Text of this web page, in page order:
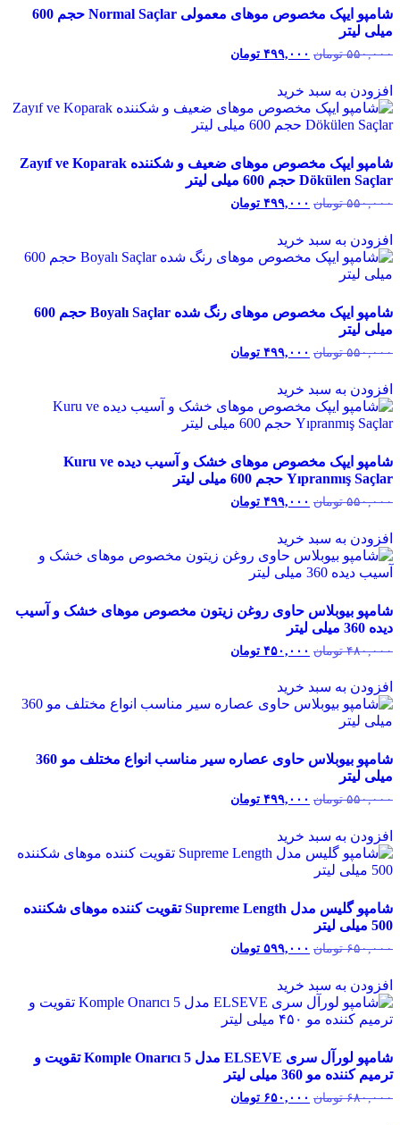
شامپو ایپک مخصوص موهای معمولی Normal Saçlar حجم 600
میلی لیتر
۵۵۰,۰۰۰ تومان قیمت
بود.
۴۹۹,۰۰۰ تومان
افزودن به سبد خرید
شامپو ایپک مخصوص موهای ضعیف و شکننده Zayıf ve Koparak
Dökülen Saçlar حجم 600 میلی لیتر
۵۵۰,۰۰۰ تومان قیمت
بود.
۴۹۹,۰۰۰ تومان
افزودن به سبد خرید
شامپو ایپک مخصوص موهای رنگ شده Boyalı Saçlar حجم 600
میلی لیتر
۵۵۰,۰۰۰ تومان قیمت
بود.
۴۹۹,۰۰۰ تومان
افزودن به سبد خرید
شامپو ایپک مخصوص موهای خشک و آسیب دیده Kuru ve
Yıpranmış Saçlar حجم 600 میلی لیتر
۵۵۰,۰۰۰ تومان قیمت
بود.
۴۹۹,۰۰۰ تومان
افزودن به سبد خرید
شامپو بیوبلاس حاوی روغن زیتون مخصوص موهای خشک و آسیب
دیده 360 میلی لیتر
۴۸۰,۰۰۰ تومان قیمت
بود.
۴۵۰,۰۰۰ تومان
افزودن به سبد خرید
شامپو بیوبلاس حاوی عصاره سیر مناسب انواع مختلف مو 360
میلی لیتر
۵۵۰,۰۰۰ تومان قیمت
بود.
۴۹۹,۰۰۰ تومان
افزودن به سبد خرید
شامپو گلیس مدل Supreme Length تقویت کننده موهای شکننده
500 میلی لیتر
۶۵۰,۰۰۰ تومان قیمت
بود.
۵۹۹,۰۰۰ تومان
افزودن به سبد خرید
شامپو لورآل سری ELSEVE مدل Komple Onarıcı 5 تقویت و
ترمیم کننده مو 360 میلی لیتر
۶۸۰,۰۰۰ تومان قیمت
۶۵۰,۰۰۰ تومان